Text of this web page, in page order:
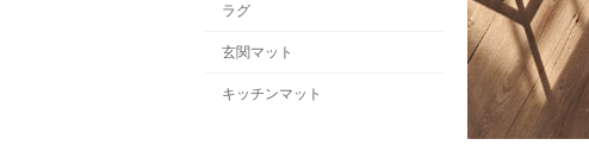
ラグ
玄関マット
キッチンマット